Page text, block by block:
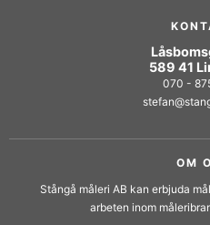
589 41
070 -
OM
Stångå måleri AB kan erbjuda
arbeten inom